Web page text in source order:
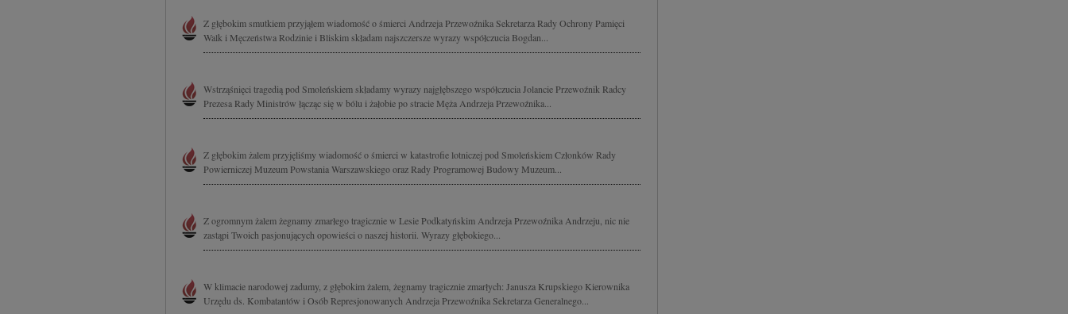
Z głębokim smutkiem przyjąłem wiadomość o śmierci Andrzeja Przewoźnika Sekretarza Rady Ochrony Pamięci
Walk i Męczeństwa Rodzinie i Bliskim składam najszczersze wyrazy współczucia Bogdan...
Wstrząśnięci tragedią pod Smoleńskiem składamy wyrazy najgłębszego współczucia Jolancie Przewoźnik Radcy
Prezesa Rady Ministrów łącząc się w bólu i żałobie po stracie Męża Andrzeja Przewoźnika...
Z głębokim żalem przyjęliśmy wiadomość o śmierci w katastrofie lotniczej pod Smoleńskiem Członków Rady
Powierniczej Muzeum Powstania Warszawskiego oraz Rady Programowej Budowy Muzeum...
Z ogromnym żalem żegnamy zmarłego tragicznie w Lesie Podkatyńskim Andrzeja Przewoźnika Andrzeju, nic nie
zastąpi Twoich pasjonujących opowieści o naszej historii. Wyrazy głębokiego...
W klimacie narodowej zadumy, z głębokim żalem, żegnamy tragicznie zmarłych: Janusza Krupskiego Kierownika
Urzędu ds. Kombatantów i Osób Represjonowanych Andrzeja Przewoźnika Sekretarza Generalnego...